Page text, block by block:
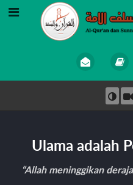
Ulama adalah
“Allah meninggikan